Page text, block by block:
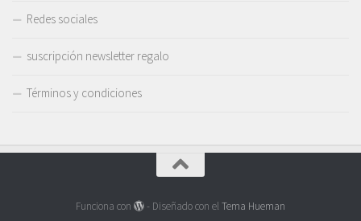
Redes sociales
suscripción newsletter regalo
Términos y condiciones
Funciona con - Diseñado con elTema Hueman